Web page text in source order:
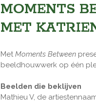
MOMENTS
MET
Met Moments Between
beeldhouwwerk op één
Beelden die beklijven
Mathieu V, de